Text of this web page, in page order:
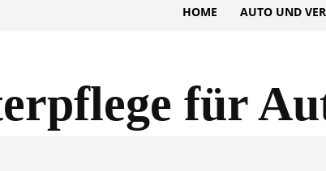
HOME AUTO UND
für